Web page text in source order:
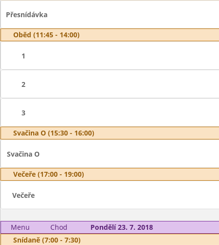
Přesnídávka
Oběd (11:45 - 14:00)
1
2
3
Svačina O (15:30 - 16:00)
Svačina O
Večeře (17:00 - 19:00)
Večeře
Menu Chod
Pondělí 23. 7. 2018
Snídaně (7:00 - 7:30)